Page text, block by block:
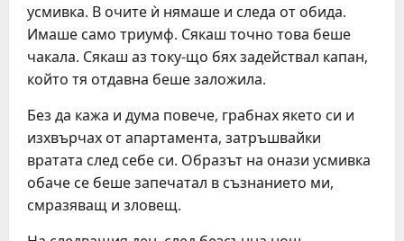
усмивка. В очите ѝ нямаше и следа от обида.
Имаше само триумф. Сякаш точно това беше
чакала. Сякаш аз току-що бях задействал капан,
който тя отдавна беше заложила.
Без да кажа и дума повече, грабнах якето си и
изхвърчах от апартамента, затръшвайки
вратата след себе си. Образът на онази усмивка
обаче се беше запечатал в съзнанието ми,
смразяващ и зловещ.